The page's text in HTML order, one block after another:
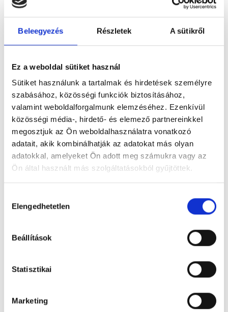
Beleegyezés Részletek A sütikről
Ez a weboldal sütiket használ
Sütiket használunk a tartalmak és hirdetések személyre
szabásához, közösségi funkciók biztosításához,
valamint weboldalforgalmunk elemzéséhez. Ezenkívül
közösségi média-, hirdető- és elemező partnereinkkel
megosztjuk az Ön weboldalhasználatra vonatkozó
adatait, akik kombinálhatják az adatokat más olyan
adatokkal, amelyeket Ön adott meg számukra vagy az
Ön által használt más szolgáltatásokból gyűjtöttek.
szabályzat:https://foglaljorvost.hu/info/foglaljorvost-
kiválasztása
Elengedhetetlen
Beállítások
Statisztikai
Marketing
Agape Evangélikus Szeretetszolgálat
8136 Lajoskomárom, Jókai u. 8.
Foglalj időpontot megbízható
magánorvosokhoz most!
Válassz szakterületet